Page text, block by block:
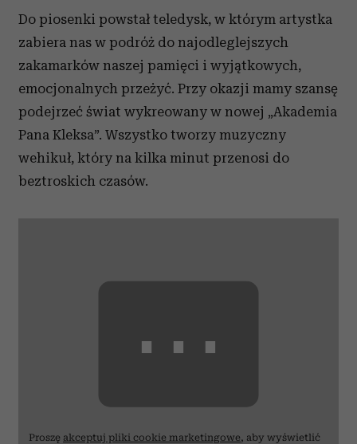
Do piosenki powstał teledysk, w którym artystka
zabiera nas w podróż do najodleglejszych
zakamarków naszej pamięci i wyjątkowych,
emocjonalnych przeżyć. Przy okazji mamy szansę
podejrzeć świat wykreowany w nowej „Akademia
Pana Kleksa”. Wszystko tworzy muzyczny
wehikuł, który na kilka minut przenosi do
beztroskich czasów.
⋯
Proszę akceptuj pliki cookie marketingowe, aby wyświetlić